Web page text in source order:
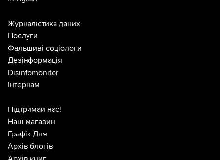
Журналістика даних
Послуги
Фальшиві соціологи
Дезінформація
Disinfomonitor
Інтернам
Підтримай нас!
Наш магазин
Графік Дня
Архів блогів